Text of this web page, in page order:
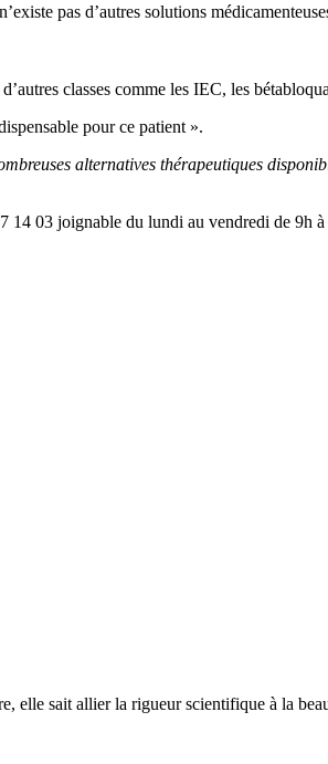
pas d’autres solutions
classes comme les IEC, les
pour ce patient ».
alternatives thérapeutiques
14 03 joignable du lundi au vendredi de 9h à
elle sait allier la rigueur scientifique à la